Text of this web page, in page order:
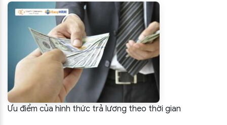
Ưu điểm của hình thức trả lương theo thời gian